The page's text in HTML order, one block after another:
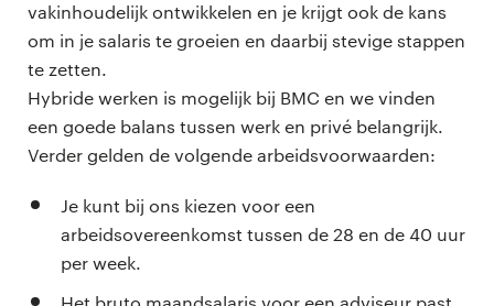
vakinhoudelijk ontwikkelen en je krijgt ook de kans
om in je salaris te groeien en daarbij stevige stappen
te zetten.
Hybride werken is mogelijk bij BMC en we vinden
een goede balans tussen werk en privé belangrijk.
Verder gelden de volgende arbeidsvoorwaarden:
Je kunt bij ons kiezen voor een
arbeidsovereenkomst tussen de 28 en de 40 uur
per week.